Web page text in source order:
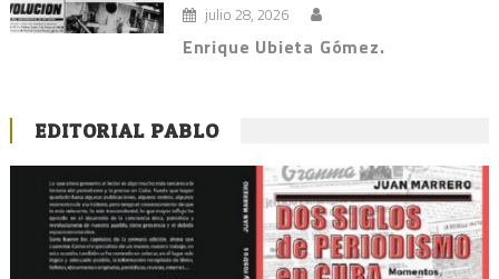
julio 28, 2026
Enrique Ubieta Gómez.
EDITORIAL PABLO